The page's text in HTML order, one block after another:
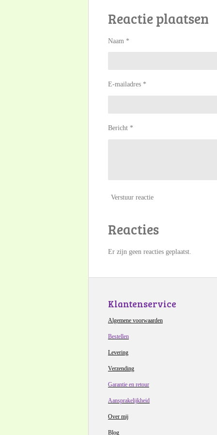
n
e
Reactie plaatsen
Naam *
E-mailadres *
Bericht *
Verstuur reactie
Reacties
Er zijn geen reacties geplaatst.
Klantenservice
Algemene voorwaarden
Bestellen
Levering
Verzending
Garantie en retour
Aansprakelijkheid
Over mij
Blog